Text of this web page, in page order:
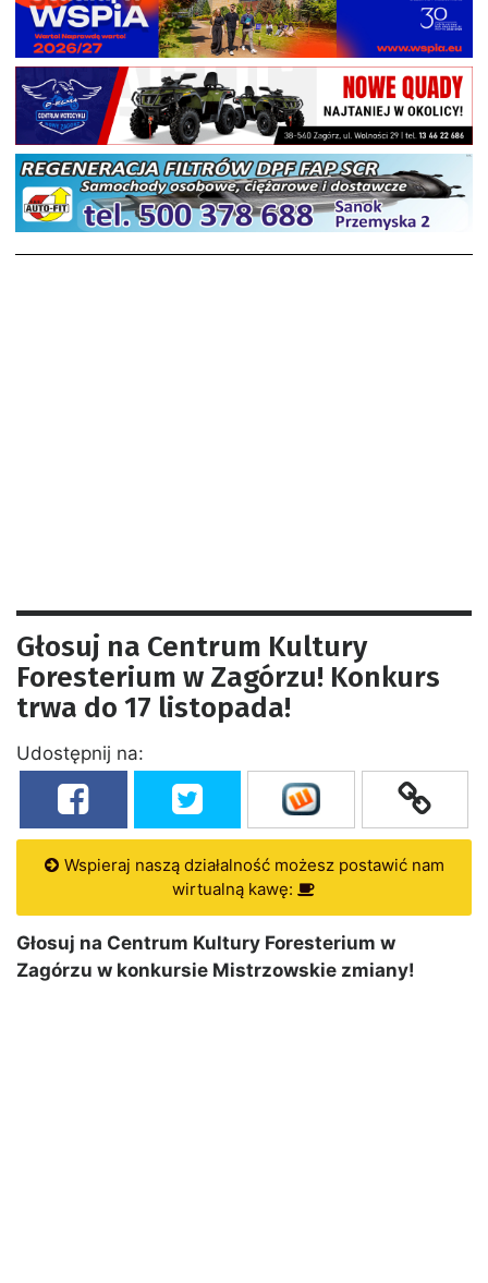
Głosuj na Centrum Kultury
Foresterium w Zagórzu! Konkurs
trwa do 17 listopada!
Udostępnij na:
Wspieraj naszą działalność możesz postawić nam
wirtualną kawę:
Głosuj na Centrum Kultury Foresterium w
Zagórzu w konkursie Mistrzowskie zmiany!